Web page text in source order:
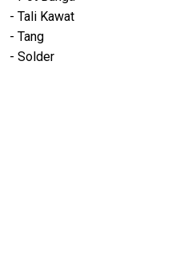
- Tali Kawat
- Tang
- Solder